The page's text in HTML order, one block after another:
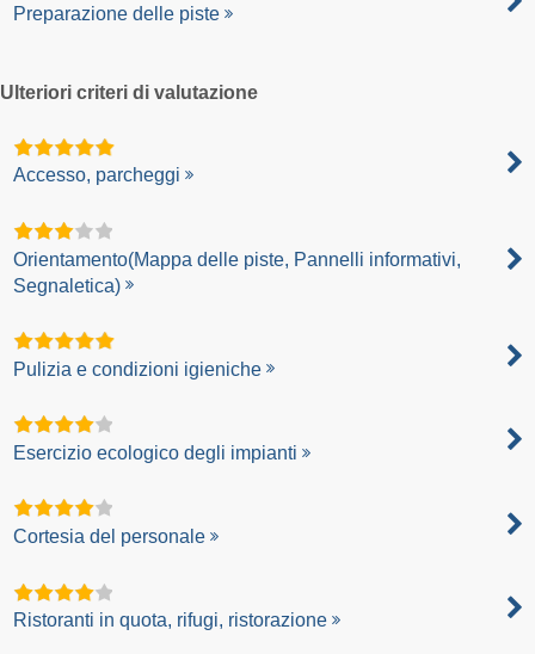
Preparazione delle piste
Ulteriori criteri di valutazione
Accesso, parcheggi
Orientamento(Mappa delle piste, Pannelli informativi,
Segnaletica)
Pulizia e condizioni igieniche
Esercizio ecologico degli impianti
Cortesia del personale
Ristoranti in quota, rifugi, ristorazione